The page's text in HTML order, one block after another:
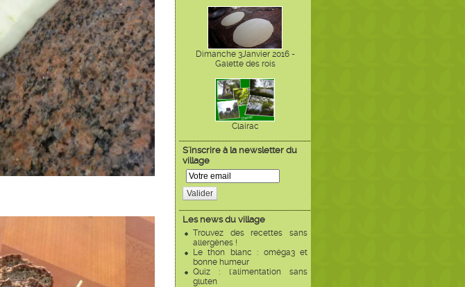
Dimanche 3Janvier 2016 -
Galette des rois
Clairac
S'inscrire à la newsletter du
village
Valider
Les news du village
Trouvez des recettes sans
allergènes !
Le thon blanc : oméga3 et
bonne humeur
Quiz : l'alimentation sans
gluten